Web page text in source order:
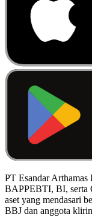
PT Esandar
BAPPEBTI, BI, serta
aset yang mendasari
BBJ dan anggota